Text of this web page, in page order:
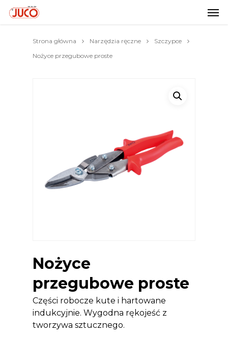
Strona główna Narzędzia ręczne
Szczypce
Nożyce przegubowe proste
Nożyce
przegubowe proste
Części robocze kute i hartowane
indukcyjnie. Wygodna rękojeść z
tworzywa sztucznego.